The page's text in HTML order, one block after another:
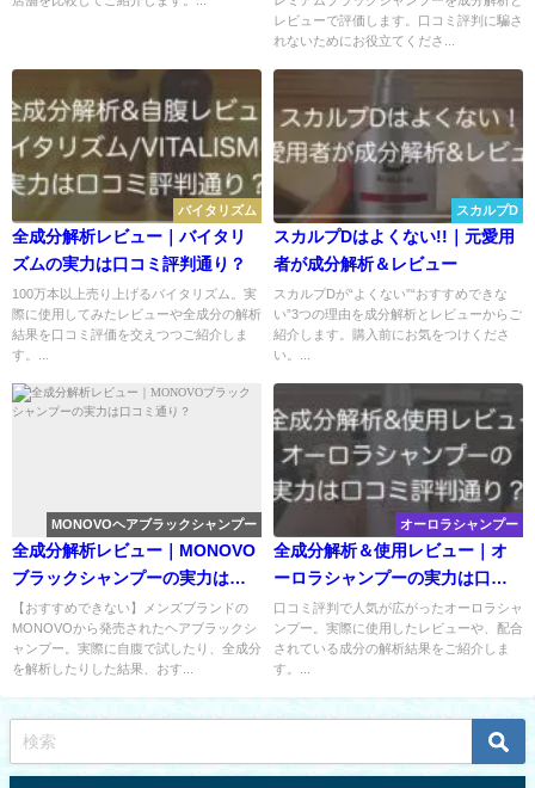
レビューで評価します。口コミ評判に騙さ
れないためにお役立てくださ...
バイタリズム
全成分解析レビュー｜バイタリ
ズムの実力は口コミ評判通り？
100万本以上売り上げるバイタリズム。実
際に使用してみたレビューや全成分の解析
結果を口コミ評価を交えつつご紹介しま
す。...
スカルプD
スカルプDはよくない!!｜元愛用
者が成分解析＆レビュー
スカルプDが“よくない”“おすすめできな
い”3つの理由を成分解析とレビューからご
紹介します。購入前にお気をつけくださ
い。...
MONOVOヘアブラックシャンプー
全成分解析レビュー｜MONOVO
ブラックシャンプーの実力は口
コミ通り？
【おすすめできない】メンズブランドの
MONOVOから発売されたヘアブラックシ
ャンプー。実際に自腹で試したり、全成分
を解析したりした結果、おす...
オーロラシャンプー
全成分解析＆使用レビュー｜オ
ーロラシャンプーの実力は口コ
ミ評判通り？
口コミ評判で人気が広がったオーロラシャ
ンプー。実際に使用したレビューや、配合
されている成分の解析結果をご紹介しま
す。...